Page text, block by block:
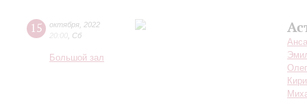
15 октября 2022
20:00 Сб
Большой зал